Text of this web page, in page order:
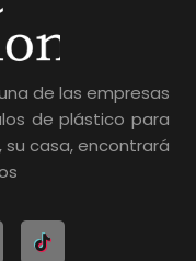
de las empresas
de plástico para
su casa, encontrará